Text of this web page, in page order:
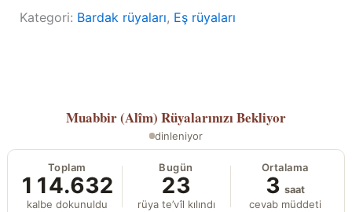
Kategori: Bardak rüyaları, Eş rüyaları
Muabbir (Alîm) Rüyalarınızı Bekliyor
dinleniyor
Toplam
114.632
kalbe dokunuldu
Bugün
23
rüya te’vîl kılındı
Ortalama
3 saat
cevab müddeti